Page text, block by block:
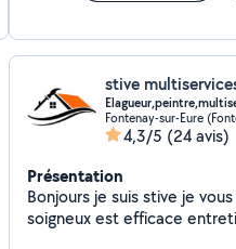
Fontenay-sur-Eure
4,3/5 (24 avis)
Présentation
Bonjours je suis stive je
soigneux est efficace